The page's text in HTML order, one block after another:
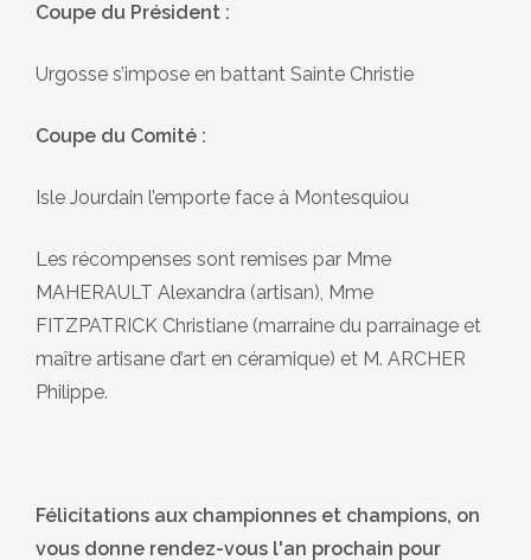
Coupe du Président :
Urgosse s’impose en battant Sainte Christie
Coupe du Comité :
Isle Jourdain l’emporte face à Montesquiou
Les récompenses sont remises par Mme
MAHERAULT Alexandra (artisan), Mme
FITZPATRICK Christiane (marraine du parrainage et
maître artisane d’art en céramique) et M. ARCHER
Philippe.
Félicitations aux championnes et champions, on
vous donne rendez-vous l'an prochain pour